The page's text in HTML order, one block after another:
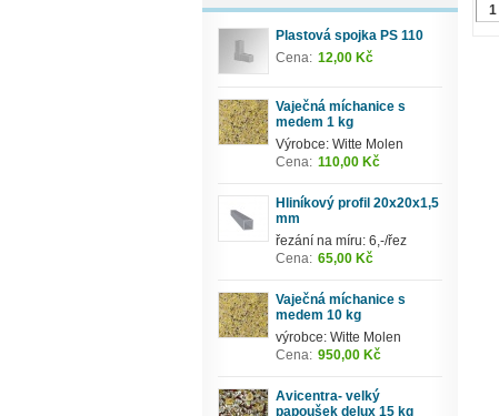
Plastová spojka PS 110
Cena: 12,00 Kč
Vaječná míchanice s
medem 1 kg
Výrobce: Witte Molen
Cena: 110,00 Kč
Hliníkový profil 20x20x1,5
mm
řezání na míru: 6,-/řez
Cena: 65,00 Kč
Vaječná míchanice s
medem 10 kg
výrobce: Witte Molen
Cena: 950,00 Kč
Avicentra- velký
papoušek delux 15 kg